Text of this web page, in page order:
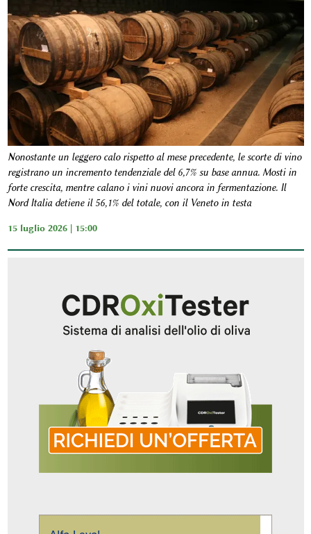
Nonostante un leggero calo rispetto al mese precedente, le scorte di vino
registrano un incremento tendenziale del 6,7% su base annua. Mosti in
forte crescita, mentre calano i vini nuovi ancora in fermentazione. Il
Nord Italia detiene il 56,1% del totale, con il Veneto in testa
15 luglio 2026 | 15:00